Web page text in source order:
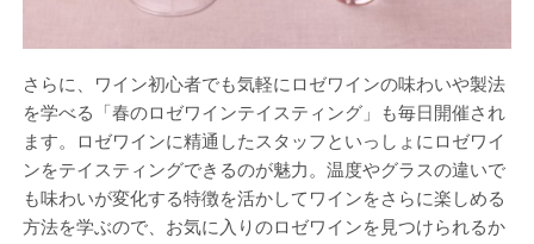
さらに、ワイン初心者でも気軽にロゼワインの味わいや製法
を学べる「春のロゼワインテイスティング」も毎日開催され
ます。ロゼワインに精通したスタッフといっしょにロゼワイ
ンをテイスティングできるのが魅力。温度やグラスの違いで
も味わいが変化する特徴を活かしてワインをさらに楽しめる
方法を学ぶので、お気に入りのロゼワインを見つけられるか